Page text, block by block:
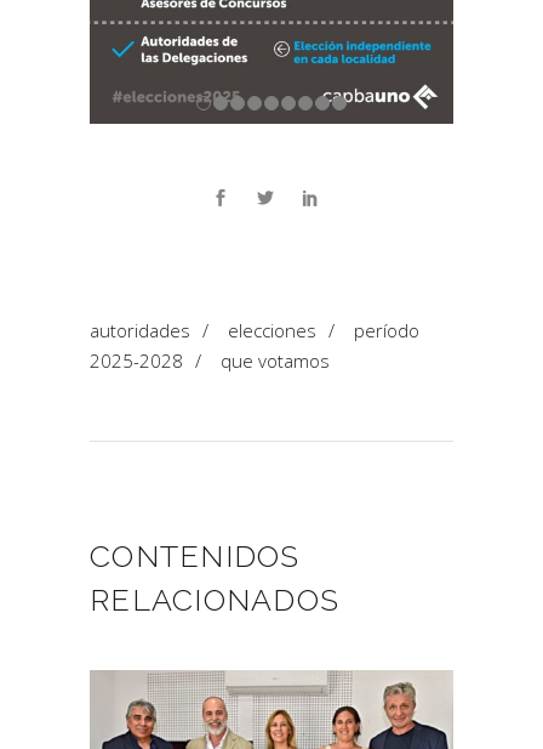
autoridades / elecciones /
período
2025-2028 / que votamos
CONTENIDOS
RELACIONADOS